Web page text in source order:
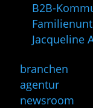
B2B-
Jacqueline
branchen
agentur
newsroom